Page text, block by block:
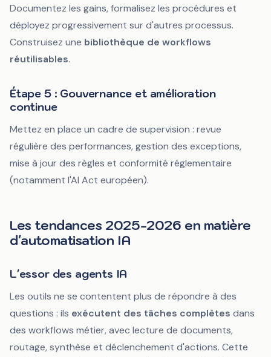
Documentez les gains, formalisez les procédures et
déployez progressivement sur d'autres processus.
Construisez une bibliothèque de workflows
réutilisables.
Étape 5 : Gouvernance et amélioration
continue
Mettez en place un cadre de supervision : revue
régulière des performances, gestion des exceptions,
mise à jour des règles et conformité réglementaire
(notamment l'AI Act européen).
Les tendances 2025-2026 en matière
d'automatisation IA
L'essor des agents IA
Les outils ne se contentent plus de répondre à des
questions : ils exécutent des tâches complètes dans
des workflows métier, avec lecture de documents,
routage, synthèse et déclenchement d'actions. Cette